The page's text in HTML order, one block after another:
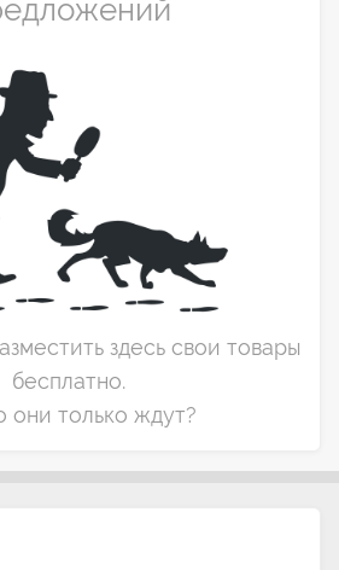
здесь свои товары
бесплатно.
они только ждут?